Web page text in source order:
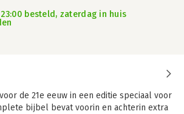
besteld, zaterdag in huis
de 21e eeuw in een editie speciaal voor
bijbel bevat voorin en achterin extra